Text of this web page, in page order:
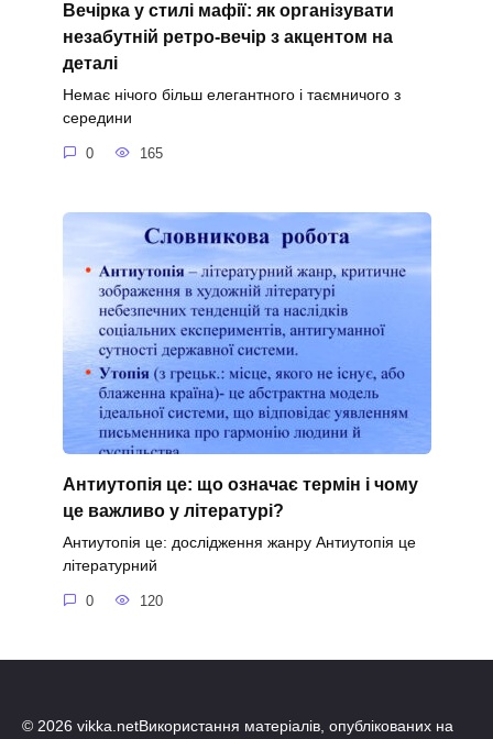
Вечірка у стилі мафії: як організувати
незабутній ретро-вечір з акцентом на
деталі
Немає нічого більш елегантного і таємничого з
середини
0 165
Антиутопія це: що означає термін і чому
це важливо у літературі?
Антиутопія це: дослідження жанру Антиутопія це
літературний
0 120
© 2026 vikka.netВикористання матеріалів, опублікованих на